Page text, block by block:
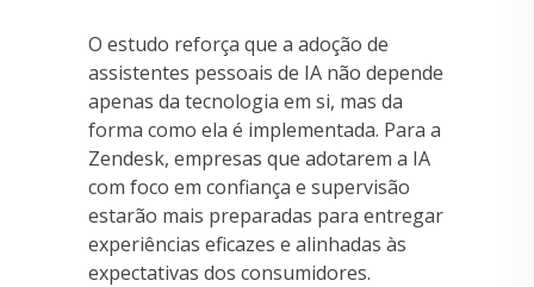
O estudo reforça que a adoção de
assistentes pessoais de IA não depende
apenas da tecnologia em si, mas da
forma como ela é implementada. Para a
Zendesk, empresas que adotarem a IA
com foco em confiança e supervisão
estarão mais preparadas para entregar
experiências eficazes e alinhadas às
expectativas dos consumidores.